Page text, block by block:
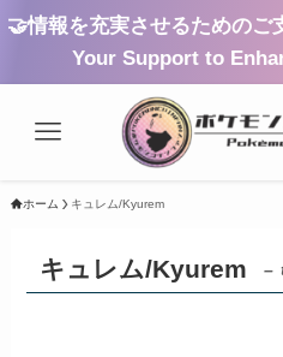
🤝情報を充実させるための
Your Support to
ホーム キュレム/Kyurem
キュレム/Kyurem –